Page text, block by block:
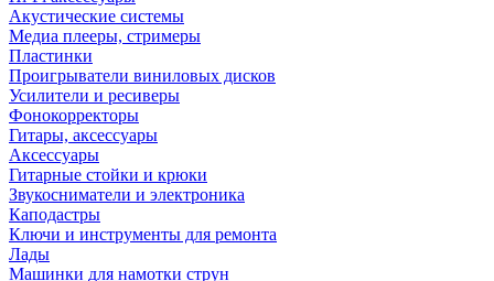
Акустические системы
Медиа плееры, стримеры
Пластинки
Проигрыватели виниловых дисков
Усилители и ресиверы
Фонокорректоры
Гитары, аксессуары
Аксессуары
Гитарные стойки и крюки
Звукосниматели и электроника
Каподастры
Ключи и инструменты для ремонта
Лады
Машинки для намотки струн